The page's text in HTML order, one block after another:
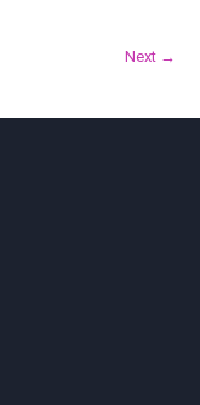
Next →